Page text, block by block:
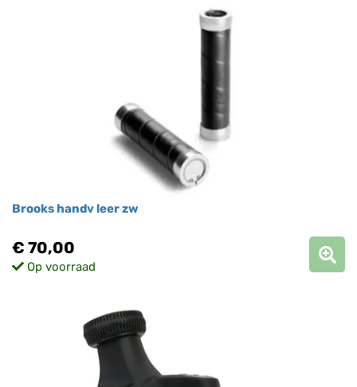
Brooks handv leer zw
€ 70,00
Op voorraad